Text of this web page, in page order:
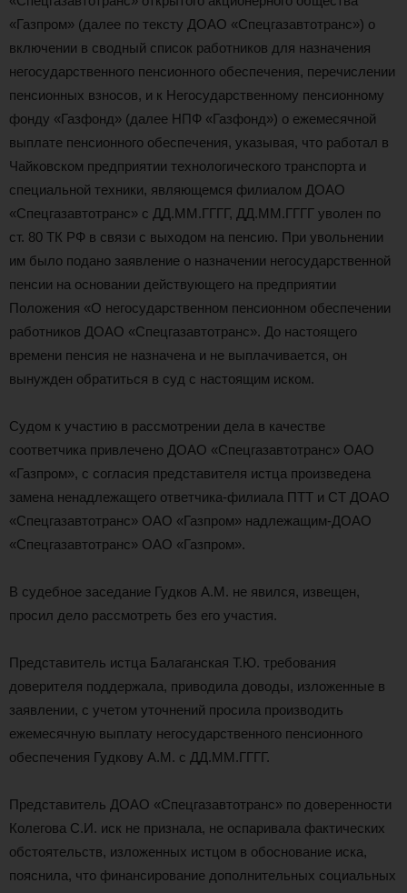
«Газпром» (далее по тексту ДОАО «Спецгазавтотранс») о
включении в сводный список работников для назначения
негосударственного пенсионного обеспечения, перечислении
пенсионных взносов, и к Негосударственному пенсионному
фонду «Газфонд» (далее НПФ «Газфонд») о ежемесячной
выплате пенсионного обеспечения, указывая, что работал в
Чайковском предприятии технологического транспорта и
специальной техники, являющемся филиалом ДОАО
«Спецгазавтотранс» с ДД.ММ.ГГГГ, ДД.ММ.ГГГГ уволен по
ст. 80 ТК РФ в связи с выходом на пенсию. При увольнении
им было подано заявление о назначении негосударственной
пенсии на основании действующего на предприятии
Положения «О негосударственном пенсионном обеспечении
работников ДОАО «Спецгазавтотранс». До настоящего
времени пенсия не назначена и не выплачивается, он
вынужден обратиться в суд с настоящим иском.
Судом к участию в рассмотрении дела в качестве
соответчика привлечено ДОАО «Спецгазавтотранс» ОАО
«Газпром», с согласия представителя истца произведена
замена ненадлежащего ответчика-филиала ПТТ и СТ ДОАО
«Спецгазавтотранс» ОАО «Газпром» надлежащим-ДОАО
«Спецгазавтотранс» ОАО «Газпром».
В судебное заседание Гудков А.М. не явился, извещен,
просил дело рассмотреть без его участия.
Представитель истца Балаганская Т.Ю. требования
доверителя поддержала, приводила доводы, изложенные в
заявлении, с учетом уточнений просила производить
ежемесячную выплату негосударственного пенсионного
обеспечения Гудкову А.М. с ДД.ММ.ГГГГ.
Представитель ДОАО «Спецгазавтотранс» по доверенности
Колегова С.И. иск не признала, не оспаривала фактических
обстоятельств, изложенных истцом в обоснование иска,
пояснила, что финансирование дополнительных социальных